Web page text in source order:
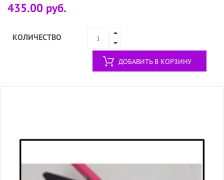
435.00 руб.
КОЛИЧЕСТВО
ДОБАВИТЬ В КОРЗИНУ